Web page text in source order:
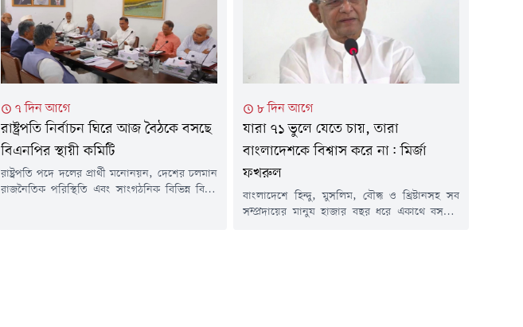
উদ্বোধনী অনুষ্ঠানে সাংবাদিকদের সাথে
মতবিনিময়কালে এসব কথা বলেন তিনি।রাকিবুল
ইসলাম রাকিব বলেন, বেগম...
অনুসরণ করছে, ফ্যাসিবাদের চর্চা করছে। শেখ
হাসিনার পথ অনুসরণ...
৭ দিন আগে
রাষ্ট্রপতি নির্বাচন ঘিরে আজ বৈঠকে বসছে
বিএনপির স্থায়ী কমিটি
রাষ্ট্রপতি পদে দলের প্রার্থী মনোনয়ন, দেশের চলমান
রাজনৈতিক পরিস্থিতি এবং সাংগঠনিক বিভিন্ন বিষয়
৮ দিন আগে
যারা ৭১ ভুলে যেতে চায়, তারা
বাংলাদেশকে বিশ্বাস করে না: মির্জা
ফখরুল
বাংলাদেশে হিন্দু, মুসলিম, বৌদ্ধ ও খ্রিষ্টানসহ সব
সম্প্রদায়ের মানুষ হাজার বছর ধরে একাথে বসবাস